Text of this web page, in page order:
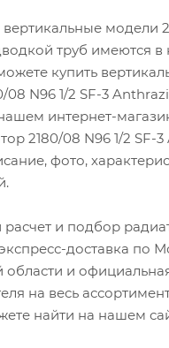
модели
труб имеются в
купить
08 N96 1/2 SF-3
интернет-
2180/08 N96 1/2 SF-
фото,
расчет и подбор
доставка по
и
на весь
найти на нашем